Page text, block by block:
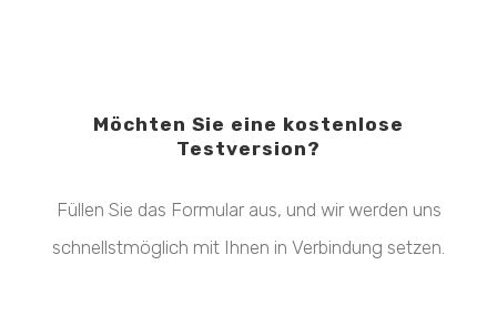
Möchten Sie eine kostenlose
Testversion?
Füllen Sie das Formular aus, und wir werden uns
schnellstmöglich mit Ihnen in Verbindung setzen.